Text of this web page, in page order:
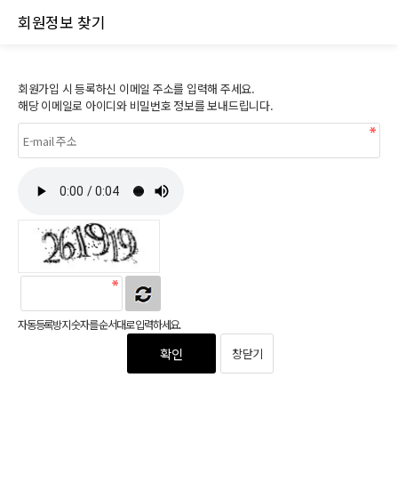
회원정보 찾기
회원가입 시 등록하신 이메일 주소를 입력해 주세요.
해당 이메일로 아이디와 비밀번호 정보를 보내드립니다.
자동등록방지 숫자를 순서대로 입력하세요.
확인 창닫기